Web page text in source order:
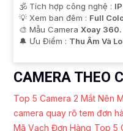
🕉️ Tích hợp công nghệ :
💡 Xem ban đêm : Full
🎨 Mẫu Camera Xoay 360.
️🔔 Ưu Điểm : Thu Âm Và
CAMERA THEO
Top 5 Camera 2 Mắt Nên
camera quay rõ tem đơn
Mã Vạch Đơn Hàng Top 5